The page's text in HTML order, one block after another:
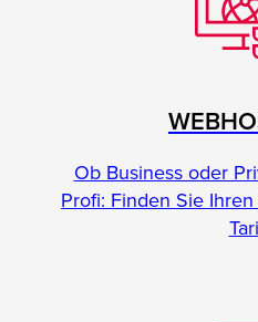
Ob Business oder
Profi: Finden Sie